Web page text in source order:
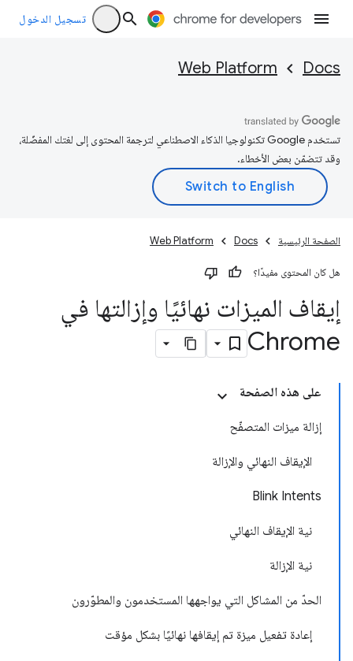
تسجيل الدخول
Docs
Web Platform
تستخدم Google تكنولوجيا الذكاء الاصطناعي لترجمة المحتوى إلى لغتك المفضّلة،
وقد تتضمّن بعض الأخطاء.
الصفحة الرئيسية Docs
Web Platform
هل كان المحتوى مفيدًا؟
إيقاف الميزات نهائيًا وإزالتها في
Chrome
على هذه الصفحة
إزالة ميزات المتصفّح
الإيقاف النهائي والإزالة
Blink Intents
نية الإيقاف النهائي
نية الإزالة
الحدّ من المشاكل التي يواجهها المستخدمون والمطوّرون
إعادة تفعيل ميزة تم إيقافها نهائيًا بشكل مؤقت